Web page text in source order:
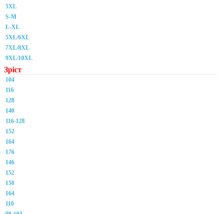
5XL
S-M
L-XL
5XL/6XL
7XL/8XL
9XL/10XL
Зріст
104
116
128
140
116-128
152
164
176
146
152
158
164
110